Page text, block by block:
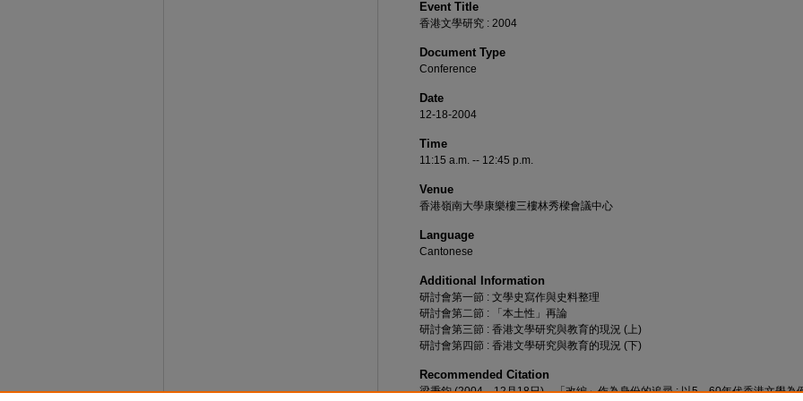
Event Title
香港文學研究 : 2004
Document Type
Conference
Date
12-18-2004
Time
11:15 a.m. -- 12:45 p.m.
Venue
香港嶺南大學康樂樓三樓林秀樑會議中心
Language
Cantonese
Additional Information
研討會第一節 : 文學史寫作與史料整理
研討會第二節 : 「本土性」再論
研討會第三節 : 香港文學研究與教育的現況 (上)
研討會第四節 : 香港文學研究與教育的現況 (下)
Recommended Citation
梁秉鈞 (2004，12月18日)。「改編」作為身份的追尋 : 以5、60年代香港文學為